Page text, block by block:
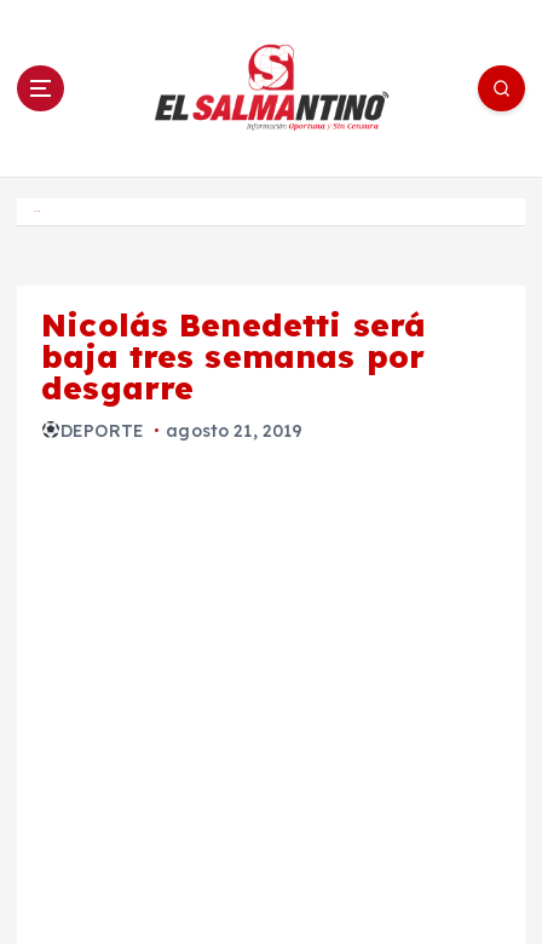
n El Salmantino - medios/noticias/editorial
Nicolás Benedetti será
baja tres semanas por
desgarre
DEPORTE agosto 21, 2019